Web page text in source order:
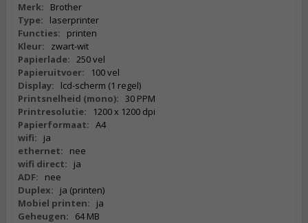
Merk:
Brother
Type:
laserprinter
Functies:
printen
Kleur:
zwart-wit
Papierlade: 250 vel
Papieruitvoer:
100 vel
Display:
lcd-scherm (1 regel)
Printsnelheid (mono): 30 PPM
Printresolutie:
1200 x 1200 dpi
Papierformaat: A4
wifi:
ja
ethernet:
nee
wifi direct:
ja
ADF:
nee
Duplex:
ja (printen)
Mobiel printen:
ja
Geheugen:
64 MB